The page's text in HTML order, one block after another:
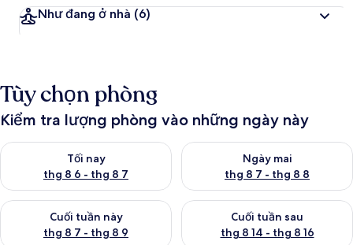
Như đang ở nhà (6)
Tùy chọn phòng
Kiểm tra lượng phòng vào những ngày này
Tối nay
thg 8 6 - thg 8 7
Kiểm tra lượng phòng tối nay từ thg 8 6 - thg 8 7
Ngày mai
thg 8 7 - thg 8 8
Kiểm tra lượng phòng ngày
Cuối tuần này
thg 8 7 - thg 8 9
Kiểm tra lượng phòng cuối tuần này từ thg 8 7 - thg 8 9
Cuối tuần sau
thg 8 14 - thg 8 16
Kiểm tra lượng phòng cuối